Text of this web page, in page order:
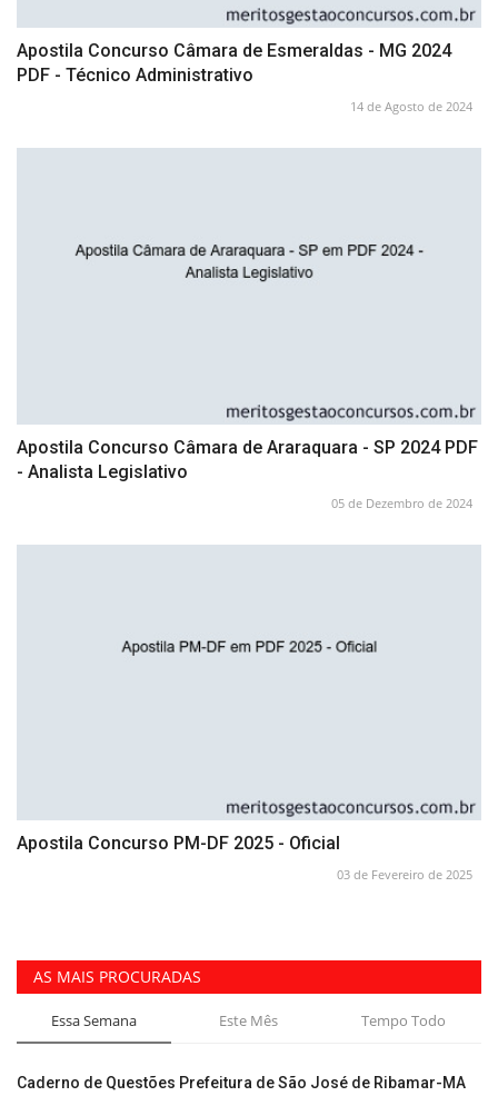
Apostila Concurso Câmara de Esmeraldas - MG 2024
PDF - Técnico Administrativo
14 de Agosto de 2024
Apostila Concurso Câmara de Araraquara - SP 2024 PDF
- Analista Legislativo
05 de Dezembro de 2024
Apostila Concurso PM-DF 2025 - Oficial
03 de Fevereiro de 2025
AS MAIS PROCURADAS
Essa Semana Este Mês Tempo Todo
Caderno de Questões Prefeitura de São José de Ribamar-MA